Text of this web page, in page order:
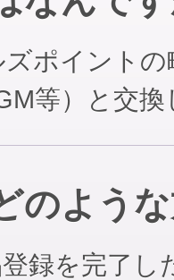
ポイント
等）と交
のよう
録を完了